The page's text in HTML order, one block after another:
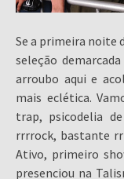
Se a primeira noite
seleção
arroubo aqui e
mais eclética.
trap, psicodelia
rrrrock, bastante
Ativo, primeiro
presenciou na